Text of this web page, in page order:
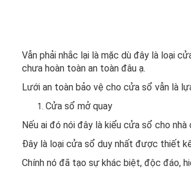
Vẫn phải nhắc lại là mặc dù đây là loại
chưa hoàn toàn an toàn đâu ạ.
Lưới an toàn bảo vệ cho cửa sổ vẫn là
Cửa sổ mở quay
Nếu ai đó nói đây là kiểu cửa sổ cho
Đây là loại cửa sổ duy nhất được thiết
Chính nó đã tạo sự khác biệt, độc đáo,